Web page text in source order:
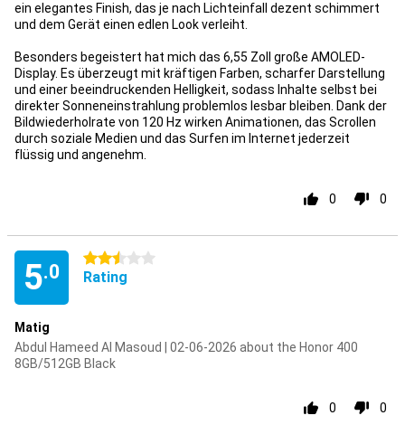
ein elegantes Finish, das je nach Lichteinfall dezent schimmert
und dem Gerät einen edlen Look verleiht.
Besonders begeistert hat mich das 6,55 Zoll große AMOLED-
Display. Es überzeugt mit kräftigen Farben, scharfer Darstellung
und einer beeindruckenden Helligkeit, sodass Inhalte selbst bei
direkter Sonneneinstrahlung problemlos lesbar bleiben. Dank der
Bildwiederholrate von 120 Hz wirken Animationen, das Scrollen
durch soziale Medien und das Surfen im Internet jederzeit
flüssig und angenehm.
0 0
5.0
2.5 stars
Rating
Matig
Abdul Hameed Al Masoud | 02-06-2026 about the Honor 400
8GB/512GB Black
0 0